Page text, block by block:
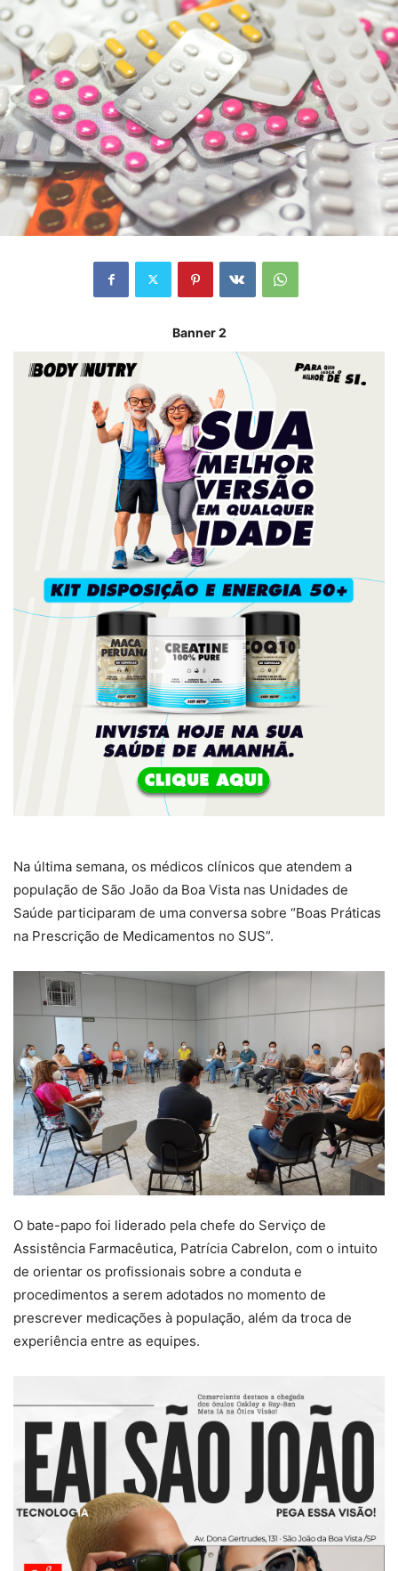
Banner 2
Na última semana, os médicos clínicos que atendem a
população de São João da Boa Vista nas Unidades de
Saúde participaram de uma conversa sobre “Boas Práticas
na Prescrição de Medicamentos no SUS”.
O bate-papo foi liderado pela chefe do Serviço de
Assistência Farmacêutica, Patrícia Cabrelon, com o intuito
de orientar os profissionais sobre a conduta e
procedimentos a serem adotados no momento de
prescrever medicações à população, além da troca de
experiência entre as equipes.